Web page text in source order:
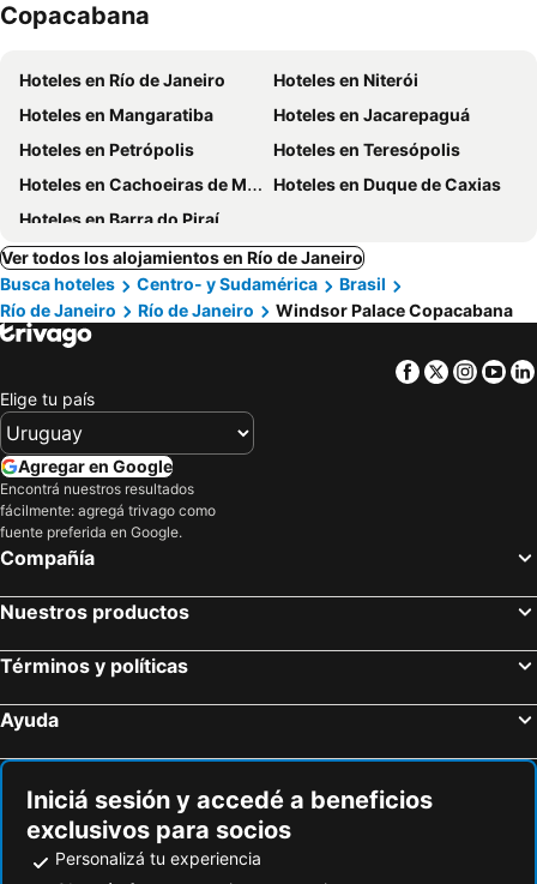
Copacabana
Hoteles en Río de Janeiro
Hoteles en Niterói
Hoteles en Mangaratiba
Hoteles en Jacarepaguá
Hoteles en Petrópolis
Hoteles en Teresópolis
Hoteles en Cachoeiras de Macacu
Hoteles en Duque de Caxias
Hoteles en Barra do Piraí
Ver todos los alojamientos en Río de Janeiro
Busca hoteles
Centro- y Sudamérica
Brasil
Río de Janeiro
Río de Janeiro Windsor Palace Copacabana
Facebook
Twitter
Elige tu país
Agregar en Google
Encontrá nuestros resultados
fácilmente: agregá trivago como
fuente preferida en Google.
Compañía
Nuestros productos
Términos y políticas
Ayuda
Iniciá sesión y accedé a beneficios
exclusivos para socios
Personalizá tu experiencia